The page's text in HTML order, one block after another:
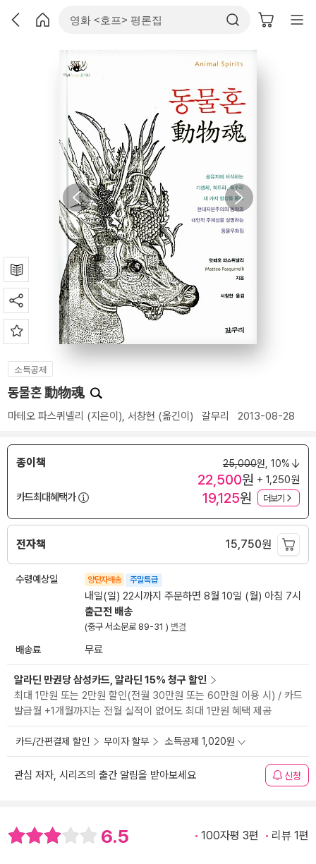
소득공제
동물혼 動物魂
마테오 파스퀴넬리 (지은이), 서창현 (옮긴이) 갈무리 2013-08-28
종이책 25,000원, 10%
22,500원 + 1,250원
카드최대혜택가
19,125원 더보기
전자책 15,750원
수령예상일 양탄자배송 주말특급
내일(일) 22시까지 주문하면 8월 10일 (월) 아침 7시
출근전 배송
(중구 서소문로 89-31 ) 변경
배송료 무료
알라딘 만권당 삼성카드, 알라딘 15% 청구 할인
최대 1만원 또는 2만원 할인(전월 30만원 또는 60만원 이용 시) / 카드
발급월 +1개월까지는 전월 실적이 없어도 최대 1만원 혜택 제공
카드/간편결제 할인 무이자 할부 소득공제 1,020원
관심 저자, 시리즈의 출간 알림을 받아보세요 신청
6.5 100자평 3편 리뷰 1편